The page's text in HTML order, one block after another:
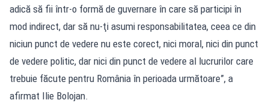
adică să fii într-o formă de guvernare în care să participi în
mod indirect, dar să nu-ţi asumi responsabilitatea, ceea ce din
niciun punct de vedere nu este corect, nici moral, nici din punct
de vedere politic, dar nici din punct de vedere al lucrurilor care
trebuie făcute pentru România în perioada următoare”, a
afirmat Ilie Bolojan.